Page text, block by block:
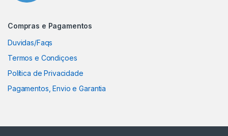
Compras e Pagamentos
Duvidas/Faqs
Termos e Condiçoes
Política de Privacidade
Pagamentos, Envio e Garantia